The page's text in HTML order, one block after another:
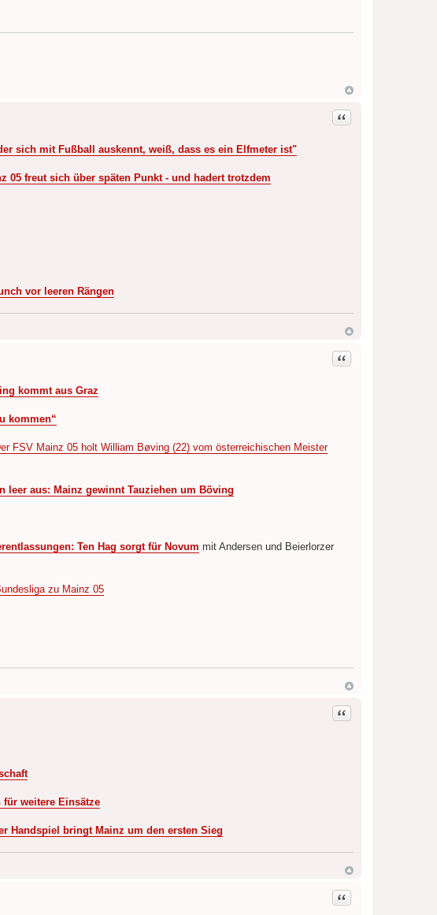
Zitat
sich mit Fußball auskennt, weiß, dass es ein Elfmeter ist"
05 freut sich über späten Punkt - und hadert trotzdem
vor leeren Rängen
Zitat
kommt aus Graz
kommen“
FSV Mainz 05 holt William Bøving (22) vom österreichischen Meister
leer aus: Mainz gewinnt Tauziehen um Böving
Ten Hag sorgt für Novum mit Andersen und Beierlorzer
zu Mainz 05
Zitat
weitere Einsätze
Handspiel bringt Mainz um den ersten Sieg
Zitat